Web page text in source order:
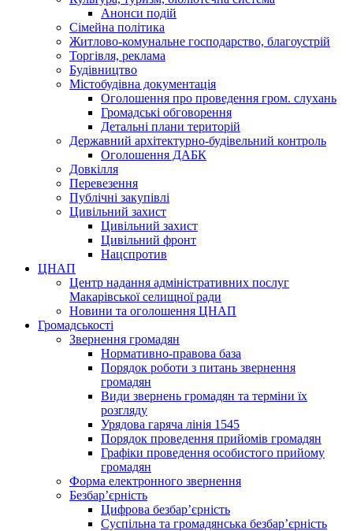
Анонси подій
Сімейна політика
Житлово-комунальне господарство, благоустрій
Торгівля, реклама
Будівництво
Містобудівна документація
Оголошення про проведення гром. слухань
Громадські обговорення
Детальні плани територій
Державний архітектурно-будівельний контроль
Оголошення ДАБК
Довкілля
Перевезення
Публічні закупівлі
Цивільний захист
Цивільний захист
Цивільний фронт
Нацспротив
ЦНАП
Центр надання адміністративних послуг
Макарівської селищної ради
Новини та оголошення ЦНАП
Громадськості
Звернення громадян
Нормативно-правова база
Порядок роботи з питань звернення
громадян
Види звернень громадян та терміни їх
розгляду
Урядова гаряча лінія 1545
Порядок проведення прийомів громадян
Графіки проведення особистого прийому
громадян
Форма електронного звернення
Безбар’єрність
Цифрова безбар’єрність
Суспільна та громадянська безбар’єрність